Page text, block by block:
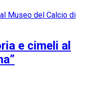
e cimeli al